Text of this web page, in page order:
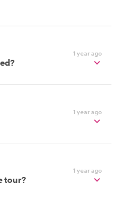
1 year ago
1 year ago
1 year ago
tour?